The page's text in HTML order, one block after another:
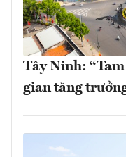
Tây Ninh:
gian tăng